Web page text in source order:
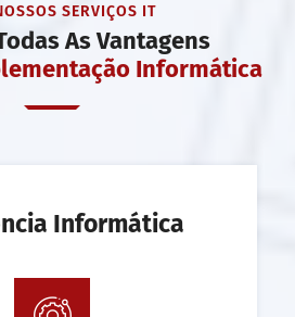
SERVIÇOS IT
As Vantagens
Informática
Informática